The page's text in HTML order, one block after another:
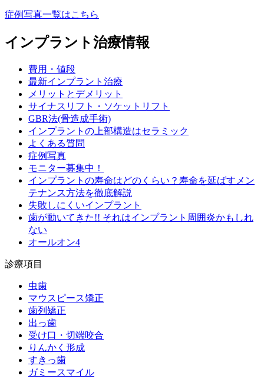
症例写真一覧はこちら
インプラント治療情報
費用・値段
最新インプラント治療
メリットとデメリット
サイナスリフト・ソケットリフト
GBR法(骨造成手術)
インプラントの上部構造はセラミック
よくある質問
症例写真
モニター募集中！
インプラントの寿命はどのくらい？寿命を延ばすメン
テナンス方法を徹底解説
失敗しにくいインプラント
歯が動いてきた!! それはインプラント周囲炎かもしれ
ない
オールオン4
診療項目
虫歯
マウスピース矯正
歯列矯正
出っ歯
受け口・切端咬合
りんかく形成
すきっ歯
ガミースマイル